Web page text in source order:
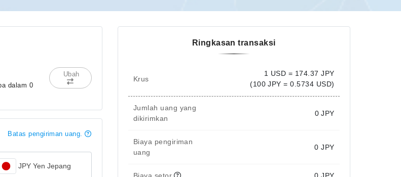
dalam 0
Ubah
Batas pengiriman uang.
JPY Yen Jepang
Ringkasan transaksi
Krus
1 USD = 174.37 JPY
(100 JPY = 0.5734 USD)
Jumlah uang yang
dikirimkan
0 JPY
Biaya pengiriman
uang
0 JPY